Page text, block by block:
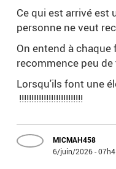
Ce qui est arrivé est
personne ne veut
On entend à chaque
recommence peu
Lorsqu'ils font une
!!!!!!!!!!!!!!!!!!!!!!!!!!
MICMAH458
6/juin/2026 -